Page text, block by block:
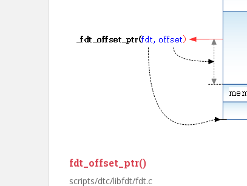
fdt_offset_ptr()
scripts/dtc/libfdt/fdt.c